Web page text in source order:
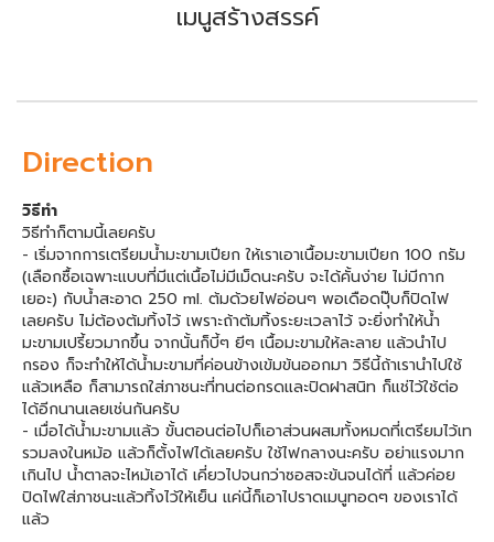
เมนูสร้างสรรค์
Direction
วิธีทำ
วิธีทำก็ตามนี้เลยครับ
- เริ่มจากการเตรียมน้ำมะขามเปียก ให้เราเอาเนื้อมะขามเปียก 100 กรัม
(เลือกซื้อเฉพาะแบบที่มีแต่เนื้อไม่มีเม็ดนะครับ จะได้คั้นง่าย ไม่มีกาก
เยอะ) กับน้ำสะอาด 250 ml. ต้มด้วยไฟอ่อนๆ พอเดือดปุ๊บก็ปิดไฟ
เลยครับ ไม่ต้องต้มทิ้งไว้ เพราะถ้าต้มทิ้งระยะเวลาไว้ จะยิ่งทำให้น้ำ
มะขามเปรี้ยวมากขึ้น จากนั้นก็บี้ๆ ยีๆ เนื้อมะขามให้ละลาย แล้วนำไป
กรอง ก็จะทำให้ได้น้ำมะขามที่ค่อนข้างเข้มข้นออกมา วิธีนี้ถ้าเรานำไปใช้
แล้วเหลือ ก็สามารถใส่ภาชนะที่ทนต่อกรดและปิดฝาสนิท ก็แช่ไว้ใช้ต่อ
ได้อีกนานเลยเช่นกันครับ
- เมื่อได้น้ำมะขามแล้ว ขั้นตอนต่อไปก็เอาส่วนผสมทั้งหมดที่เตรียมไว้เท
รวมลงในหม้อ แล้วก็ตั้งไฟได้เลยครับ ใช้ไฟกลางนะครับ อย่าแรงมาก
เกินไป น้ำตาลจะไหม้เอาได้ เคี่ยวไปจนกว่าซอสจะข้นจนได้ที่ แล้วค่อย
ปิดไฟใส่ภาชนะแล้วทิ้งไว้ให้เย็น แค่นี้ก็เอาไปราดเมนูทอดๆ ของเราได้
แล้ว